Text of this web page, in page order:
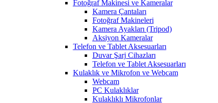
Fotoğraf Makinesi ve Kameralar
Kamera Çantaları
Fotoğraf Makineleri
Kamera Ayakları (Tripod)
Aksiyon Kameralar
Telefon ve Tablet Aksesuarları
Duvar Şarj Cihazları
Telefon ve Tablet Aksesuarları
Kulaklık ve Mikrofon ve Webcam
Webcam
PC Kulaklıklar
Kulaklıklı Mikrofonlar